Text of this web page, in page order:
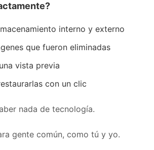
interno y externo
que fueron eliminadas
vista previa
con un clic
nada de tecnología.
gente común, como tú y yo.